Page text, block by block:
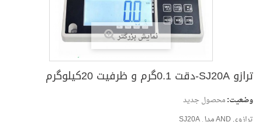
نمایش بزرگتر
وضعیت:محصول جدید